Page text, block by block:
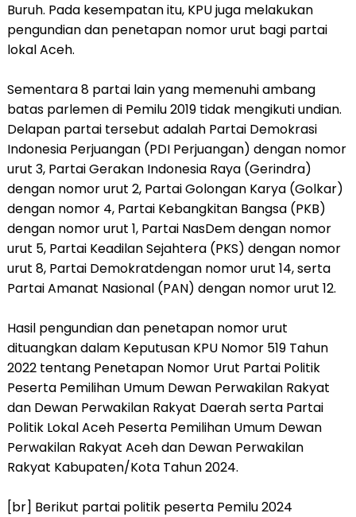
Buruh. Pada kesempatan itu, KPU juga melakukan
pengundian dan penetapan nomor urut bagi partai
lokal Aceh.
Sementara 8 partai lain yang memenuhi ambang
batas parlemen di Pemilu 2019 tidak mengikuti undian.
Delapan partai tersebut adalah Partai Demokrasi
Indonesia Perjuangan (PDI Perjuangan) dengan nomor
urut 3, Partai Gerakan Indonesia Raya (Gerindra)
dengan nomor urut 2, Partai Golongan Karya (Golkar)
dengan nomor 4, Partai Kebangkitan Bangsa (PKB)
dengan nomor urut 1, Partai NasDem dengan nomor
urut 5, Partai Keadilan Sejahtera (PKS) dengan nomor
urut 8, Partai Demokratdengan nomor urut 14, serta
Partai Amanat Nasional (PAN) dengan nomor urut 12.
Hasil pengundian dan penetapan nomor urut
dituangkan dalam Keputusan KPU Nomor 519 Tahun
2022 tentang Penetapan Nomor Urut Partai Politik
Peserta Pemilihan Umum Dewan Perwakilan Rakyat
dan Dewan Perwakilan Rakyat Daerah serta Partai
Politik Lokal Aceh Peserta Pemilihan Umum Dewan
Perwakilan Rakyat Aceh dan Dewan Perwakilan
Rakyat Kabupaten/Kota Tahun 2024.
[br] Berikut partai politik peserta Pemilu 2024